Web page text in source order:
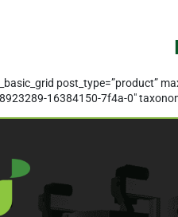
post_type=”product”
16384150-7f4a-0″